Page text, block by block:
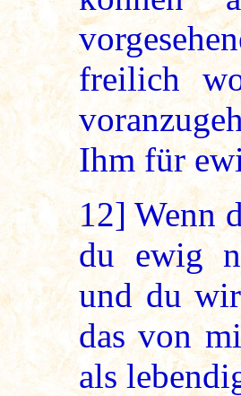
freilich
Ihm für
12]Wenn
du ewig
und du
das von
als